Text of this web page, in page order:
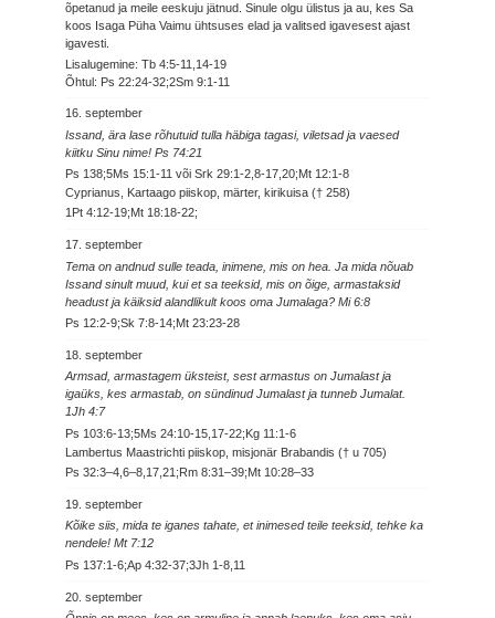
õpetanud ja meile eeskuju jätnud. Sinule olgu ülistus ja au, kes Sa
koos Isaga Püha Vaimu ühtsuses elad ja valitsed igavesest ajast
igavesti.
Lisalugemine: Tb 4:5-11,14-19
Õhtul: Ps 22:24-32;2Sm 9:1-11
16. september
Issand, ära lase rõhutuid tulla häbiga tagasi, viletsad ja vaesed
kiitku Sinu nime! Ps 74:21
Ps 138;5Ms 15:1-11 või Srk 29:1-2,8-17,20;Mt 12:1-8
Cyprianus, Kartaago piiskop, märter, kirikuisa († 258)
1Pt 4:12-19;Mt 18:18-22;
17. september
Tema on andnud sulle teada, inimene, mis on hea. Ja mida nõuab
Issand sinult muud, kui et sa teeksid, mis on õige, armastaksid
headust ja käiksid alandlikult koos oma Jumalaga? Mi 6:8
Ps 12:2-9;Sk 7:8-14;Mt 23:23-28
18. september
Armsad, armastagem üksteist, sest armastus on Jumalast ja
igaüks, kes armastab, on sündinud Jumalast ja tunneb Jumalat.
1Jh 4:7
Ps 103:6-13;5Ms 24:10-15,17-22;Kg 11:1-6
Lambertus Maastrichti piiskop, misjonär Brabandis († u 705)
Ps 32:3–4,6–8,17,21;Rm 8:31–39;Mt 10:28–33
19. september
Kõike siis, mida te iganes tahate, et inimesed teile teeksid, tehke ka
nendele! Mt 7:12
Ps 137:1-6;Ap 4:32-37;3Jh 1-8,11
20. september